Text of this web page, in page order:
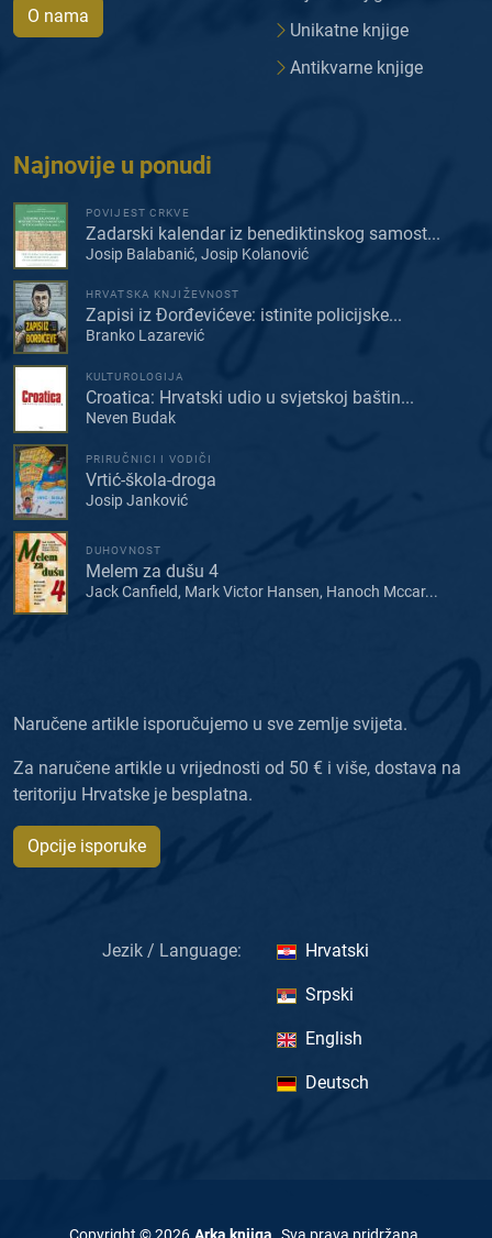
O nama
Unikatne knjige
Antikvarne knjige
Najnovije u ponudi
POVIJEST CRKVE
Zadarski kalendar iz benediktinskog samost...
Josip Balabanić, Josip Kolanović
HRVATSKA KNJIŽEVNOST
Zapisi iz Đorđevićeve: istinite policijske...
Branko Lazarević
KULTUROLOGIJA
Croatica: Hrvatski udio u svjetskoj baštin...
Neven Budak
PRIRUČNICI I VODIČI
Vrtić-škola-droga
Josip Janković
DUHOVNOST
Melem za dušu 4
Jack Canfield, Mark Victor Hansen, Hanoch Mccar...
Naručene artikle isporučujemo u sve zemlje svijeta.
Za naručene artikle u vrijednosti od 50 € i više, dostava na
teritoriju Hrvatske je besplatna.
Opcije isporuke
Jezik / Language: Hrvatski
Srpski
English
Deutsch